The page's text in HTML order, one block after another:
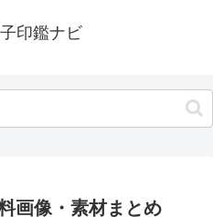
印鑑ナビ
画像・素材まとめ